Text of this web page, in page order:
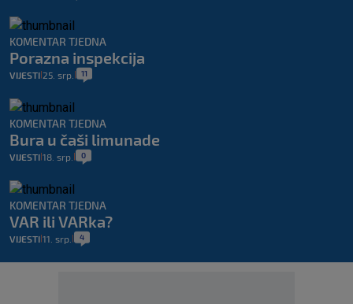
KOMENTAR TJEDNA
Porazna inspekcija
VIJESTI 25. srp. 11
KOMENTAR TJEDNA
Bura u čaši limunade
VIJESTI 18. srp. 0
KOMENTAR TJEDNA
VAR ili VARka?
VIJESTI 11. srp. 4